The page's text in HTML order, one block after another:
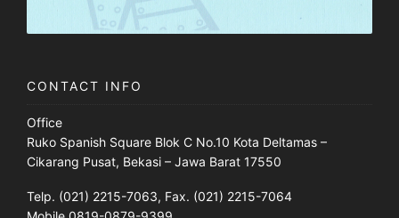
CONTACT INFO
Office
Ruko Spanish Square Blok C No.10 Kota Deltamas –
Cikarang Pusat, Bekasi – Jawa Barat 17550
Telp. (021) 2215-7063, Fax. (021) 2215-7064